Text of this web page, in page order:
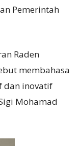
Pemerintah
Raden
membahasa
dan inovatif
Mohamad